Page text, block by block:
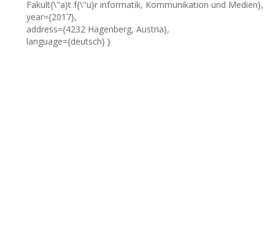
Fakult{\"a}t f{\"u}r informatik, Kommunikation und Medien},
year={2017},
address={4232 Hagenberg, Austria},
language={deutsch} }